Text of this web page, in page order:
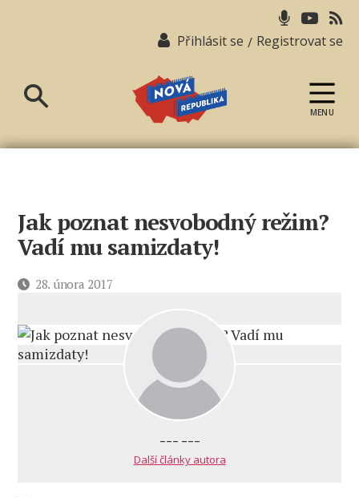
Přihlásit se / Registrovat se
republika
MENU
Jak poznat nesvobodný režim?
Vadí mu samizdaty!
Datum28. února 2017
--- ---
Další články autora